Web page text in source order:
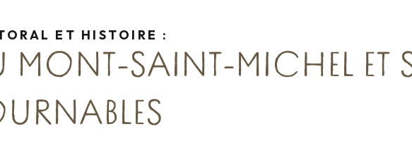
ET HISTOIRE :
MONT-SAINT-MICHEL ET